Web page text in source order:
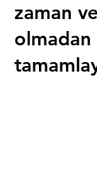
zaman